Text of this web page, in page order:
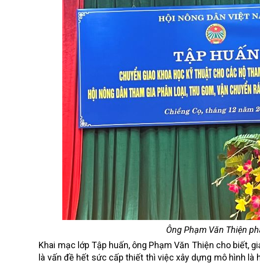
Ông Phạm Văn Thiện
Khai mạc lớp Tập huấn, ông Phạm Văn Thiện cho biết,
là vấn đề hết sức cấp thiết thì việc xây dựng mô hình